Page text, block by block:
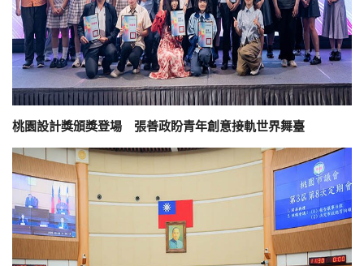
桃園設計獎頒獎登場 張善政盼青年創意接軌世界舞臺